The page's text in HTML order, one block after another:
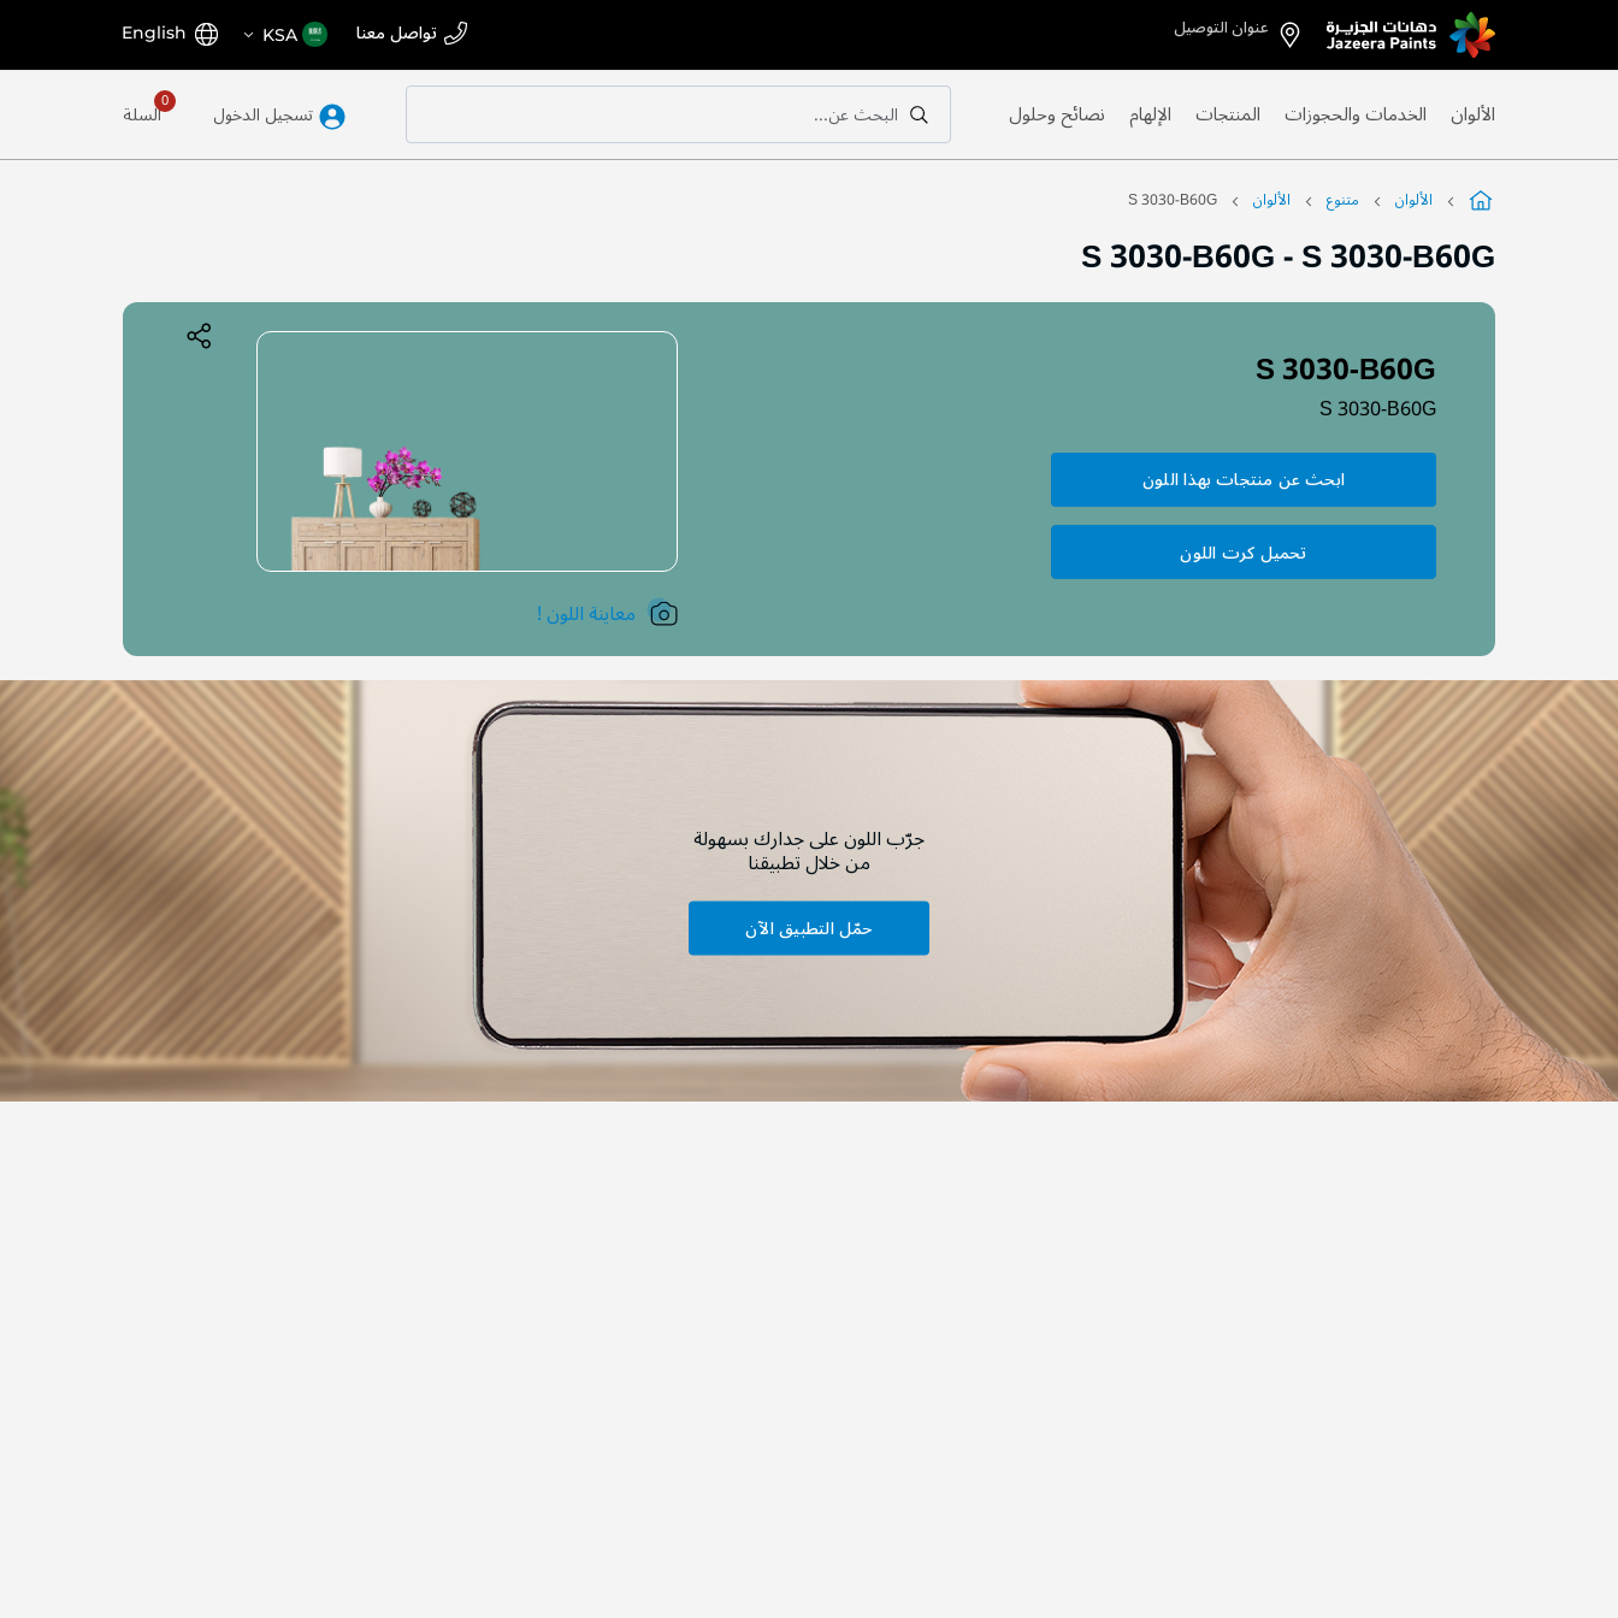
Skip
to
عنوان التوصيل تواصل معنا اختر
المتجر
KSA اللغة English
السلة تسجيل الدخول
بحث
البحث عن...
بحث الألوان الخدمات والحجوزات المنتجات الإلهام نصائح وحلول
الألوان متنوع الألوان S 3030-B60G
S 3030-B60G-S 3030-B60G
S 3030-B60G
S 3030-B60G
ابحث عن منتجات بهذا اللون
تحميل كرت اللون
معاينة اللون !
جرّب اللون على جدارك بسهولة
من خلال تطبيقنا
حمّل التطبيق الآن